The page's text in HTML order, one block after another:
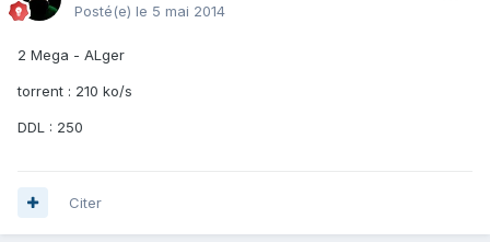
Posté(e) le 5 mai 2014
2 Mega - ALger
torrent : 210 ko/s
DDL : 250
Citer